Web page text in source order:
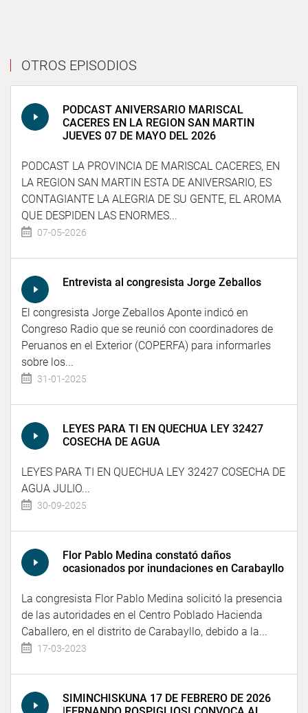
OTROS EPISODIOS
PODCAST ANIVERSARIO MARISCAL
CACERES EN LA REGION SAN MARTIN
JUEVES 07 DE MAYO DEL 2026
PODCAST LA PROVINCIA DE MARISCAL CACERES, EN
LA REGION SAN MARTIN ESTA DE ANIVERSARIO, ES
CONTAGIANTE LA ALEGRIA DE SU GENTE, EL AROMA
QUE DESPIDEN LAS ENORMES...
07-05-2026
Entrevista al congresista Jorge Zeballos
El congresista Jorge Zeballos Aponte indicó en
Congreso Radio que se reunió con coordinadores de
Peruanos en el Exterior (COPERFA) para informarles
sobre los...
31-01-2025
LEYES PARA TI EN QUECHUA LEY 32427
COSECHA DE AGUA
LEYES PARA TI EN QUECHUA LEY 32427 COSECHA DE
AGUA JULIO...
30-09-2025
Flor Pablo Medina constató daños
ocasionados por inundaciones en Carabayllo
La congresista Flor Pablo Medina solicitó la presencia
de las autoridades en el Centro Poblado Hacienda
Caballero, en el distrito de Carabayllo, debido a la...
17-03-2023
SIMINCHISKUNA 17 DE FEBRERO DE 2026